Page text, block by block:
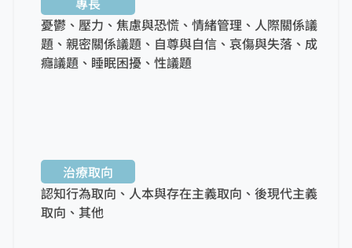
憂鬱、壓力、焦慮與恐慌、情緒管理、人際關係議
題、親密關係議題、自尊與自信、哀傷與失落、成
癮議題、睡眠困擾、性議題
治療取向
認知行為取向、人本與存在主義取向、後現代主義
取向、其他